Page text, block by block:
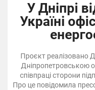
У Дніпрі
Україні
Проєкт реалізовано
Дніпропетровською
співпраці сторони
Про це повідомила